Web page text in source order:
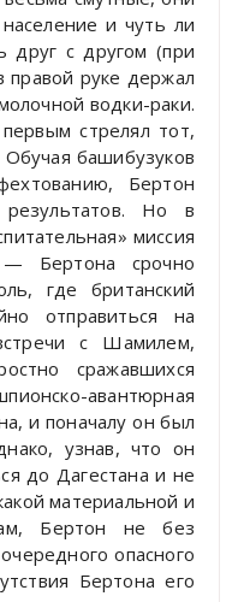
и чуть ли
друг с другом (при
правой руке держал
водки-раки.
стрелял тот,
Обучая башибузуков
Бертон
Но в
миссия
— Бертона срочно
где британский
отправиться на
с Шамилем,
сражавшихся
авантюрная
и поначалу он был
узнав, что он
до Дагестана и не
материальной и
Бертон не без
опасного
Бертона его